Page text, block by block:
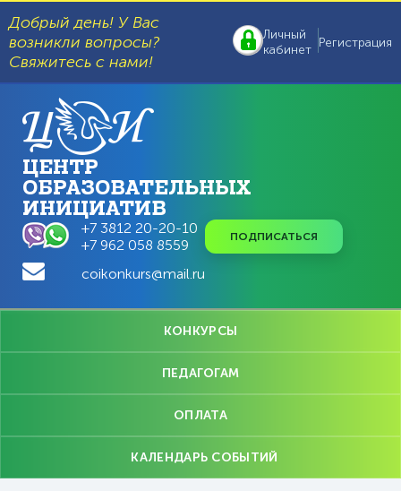
основному
содержанию
Добрый день! У Вас
возникли вопросы?
Свяжитесь с нами!
Личный
кабинет Регистрация
ЦЕНТР
ОБРАЗОВАТЕЛЬНЫХ
ИНИЦИАТИВ
+7 3812 20-20-10
+7 962 058 8559
coikonkurs@mail.ru
ПОДПИСАТЬСЯ
меню
КОНКУРСЫ
ПЕДАГОГАМ
ОПЛАТА
КАЛЕНДАРЬ СОБЫТИЙ